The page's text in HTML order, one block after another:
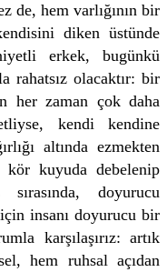
de, hem varlığının bir
diken üstünde
erkek, bugünkü
rahatsız olacaktır: bir
her zaman çok daha
kendi kendine
altında ezmekten
kör kuyuda debelenip
sırasında, doyurucu
insanı doyurucu bir
karşılaşırız: artık
hem ruhsal açıdan